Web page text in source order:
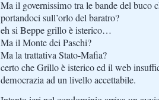
Ma il governissimo tra le bande del buco
portandoci sull’orlo del baratro?
eh si Beppe grillo è isterico…
Ma il Monte dei Paschi?
Ma la trattativa Stato-Mafia?
certo che Grillo è isterico ed il web
democrazia ad un livello accettabile.